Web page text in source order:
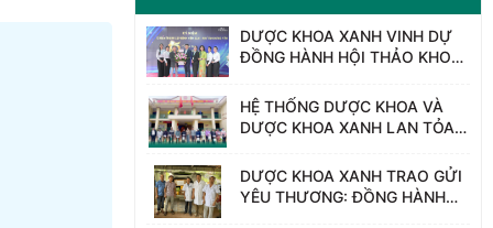
DƯỢC KHOA XANH VINH DỰ
ĐỒNG HÀNH HỘI THẢO KHOA
TỈNH HƯNG YÊN – 15 NĂM
HÀNH TRÌNH HỌC TẬP VÀ
NGHIÊN CỨU”
HỆ THỐNG DƯỢC KHOA VÀ
DƯỢC KHOA XANH LAN TỎA
KHẮC PHỤC SAU BÃO LŨ,
HƯỚNG VỀ THÁI NGUYÊN
DƯỢC KHOA XANH TRAO GỬI
YÊU THƯƠNG: ĐỒNG HÀNH